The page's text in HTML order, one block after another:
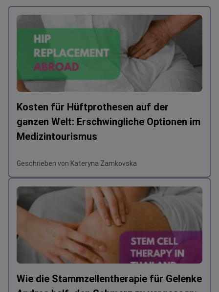
Kosten für Hüftprothesen auf der
ganzen Welt: Erschwingliche Optionen im
Medizintourismus
Geschrieben von Kateryna Zamkovska
Wie die Stammzellentherapie für Gelenke